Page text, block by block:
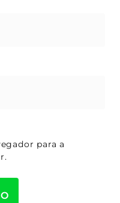
para a